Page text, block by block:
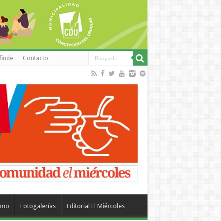
Contacto
Fotogalerías Editorial El Miércoles